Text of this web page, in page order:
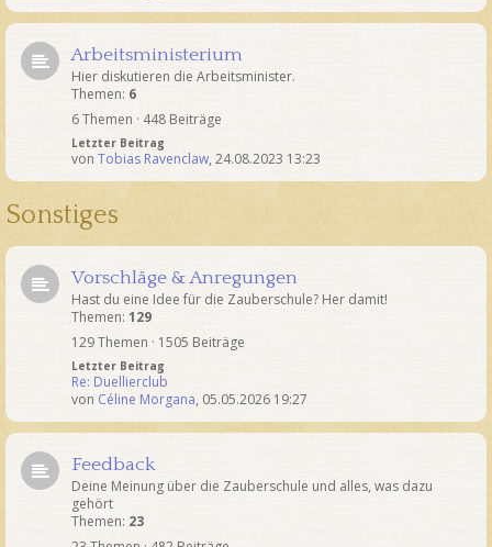
Arbeitsministerium
Hier diskutieren die Arbeitsminister.
Themen: 6
6 Themen · 448 Beiträge
Letzter Beitrag
von Tobias Ravenclaw, 24.08.2023 13:23
Sonstiges
Vorschläge & Anregungen
Hast du eine Idee für die Zauberschule? Her damit!
Themen: 129
129 Themen · 1505 Beiträge
Letzter Beitrag
Re: Duellierclub
von Céline Morgana, 05.05.2026 19:27
Feedback
Deine Meinung über die Zauberschule und alles, was dazu
gehört
Themen: 23